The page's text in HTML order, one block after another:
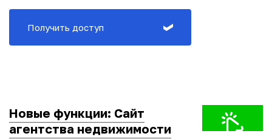
Получить доступ
Новые функции: Сайт
агентства недвижимости